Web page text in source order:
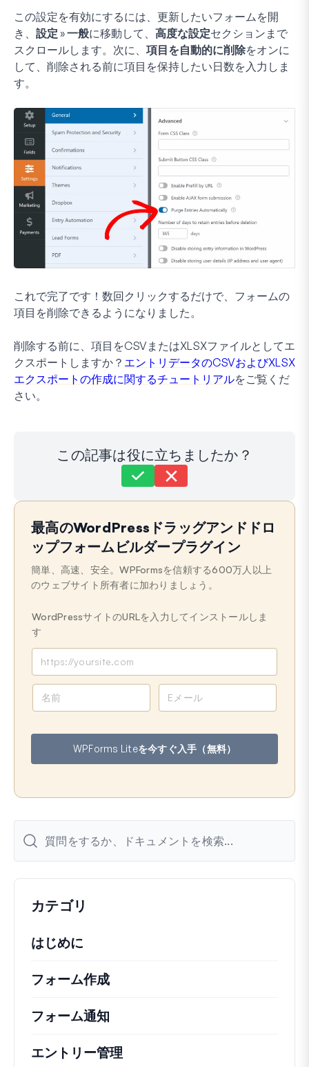
この設定を有効にするには、更新したいフォームを開
き、 設定 » 一般に移動して、 高度な設定セクションまで
スクロールします。次に、 項目を自動的に削除をオンに
して、削除される前に項目を保持したい日数を入力しま
す。
これで完了です！数回クリックするだけで、フォームの
項目を削除できるようになりました。
削除する前に、項目をCSVまたはXLSXファイルとしてエ
クスポートしますか？ エントリデータのCSVおよびXLSX
エクスポートの作成に関するチュートリアルをご覧くだ
さい。
この記事は役に立ちましたか？
まだ解決しませんか？
どうすればお手伝いできますか？
最終更新日：2026年3月16日
最高のWordPressドラッグアンドドロ
ップフォームビルダープラグイン
簡単、高速、安全。WPFormsを信頼する600万人以上
のウェブサイト所有者に加わりましょう。
WordPressサイトのURLを入力してインストールしま
す
ア
ド
レ
WPForms Liteを今すぐ入手（無料）
カテゴリ
はじめに
フォーム作成
フォーム通知
エントリー管理